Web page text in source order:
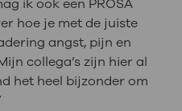
ik ook een PROSA
hoe je met de juiste
angst, pijn en
collega’s zijn hier al
het heel bijzonder om